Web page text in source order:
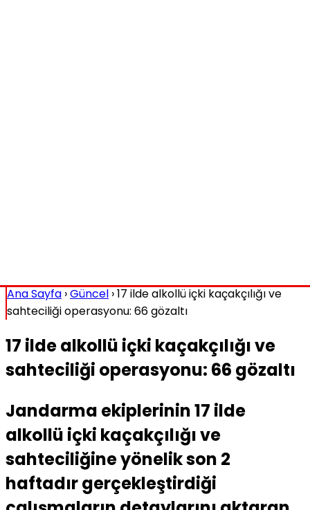
Ana Sayfa ›Güncel ›17 ilde alkollü içki kaçakçılığı ve
sahteciliği operasyonu: 66 gözaltı
17 ilde alkollü içki kaçakçılığı ve
sahteciliği operasyonu: 66 gözaltı
Jandarma ekiplerinin 17 ilde
alkollü içki kaçakçılığı ve
sahteciliğine yönelik son 2
haftadır gerçekleştirdiği